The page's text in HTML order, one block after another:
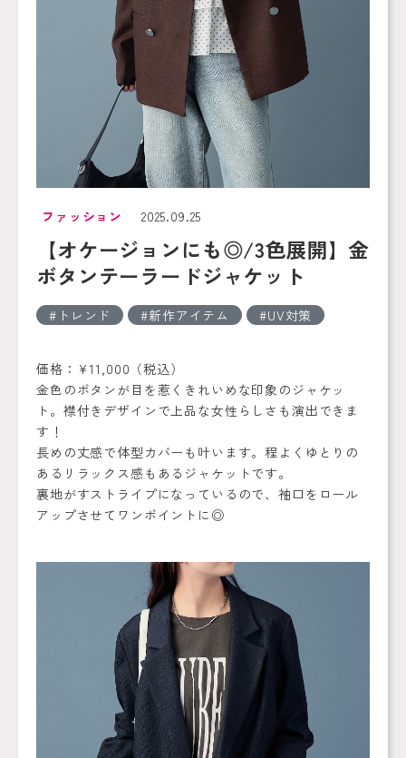
ファッション 2025.09.25
【オケージョンにも◎/3色展開】金
ボタンテーラードジャケット
トレンド 新作アイテム UV対策
価格：¥11,000（税込）
金色のボタンが目を惹くきれいめな印象のジャケッ
ト。襟付きデザインで上品な女性らしさも演出できま
す！
長めの丈感で体型カバーも叶います。程よくゆとりの
あるリラックス感もあるジャケットです。
裏地がすストライプになっているので、袖口をロール
アップさせてワンポイントに◎